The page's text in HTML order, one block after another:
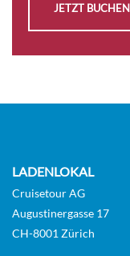
JETZT BUCHEN
LADENLOKAL
Cruisetour AG
Augustinergasse 17
CH-8001 Zürich